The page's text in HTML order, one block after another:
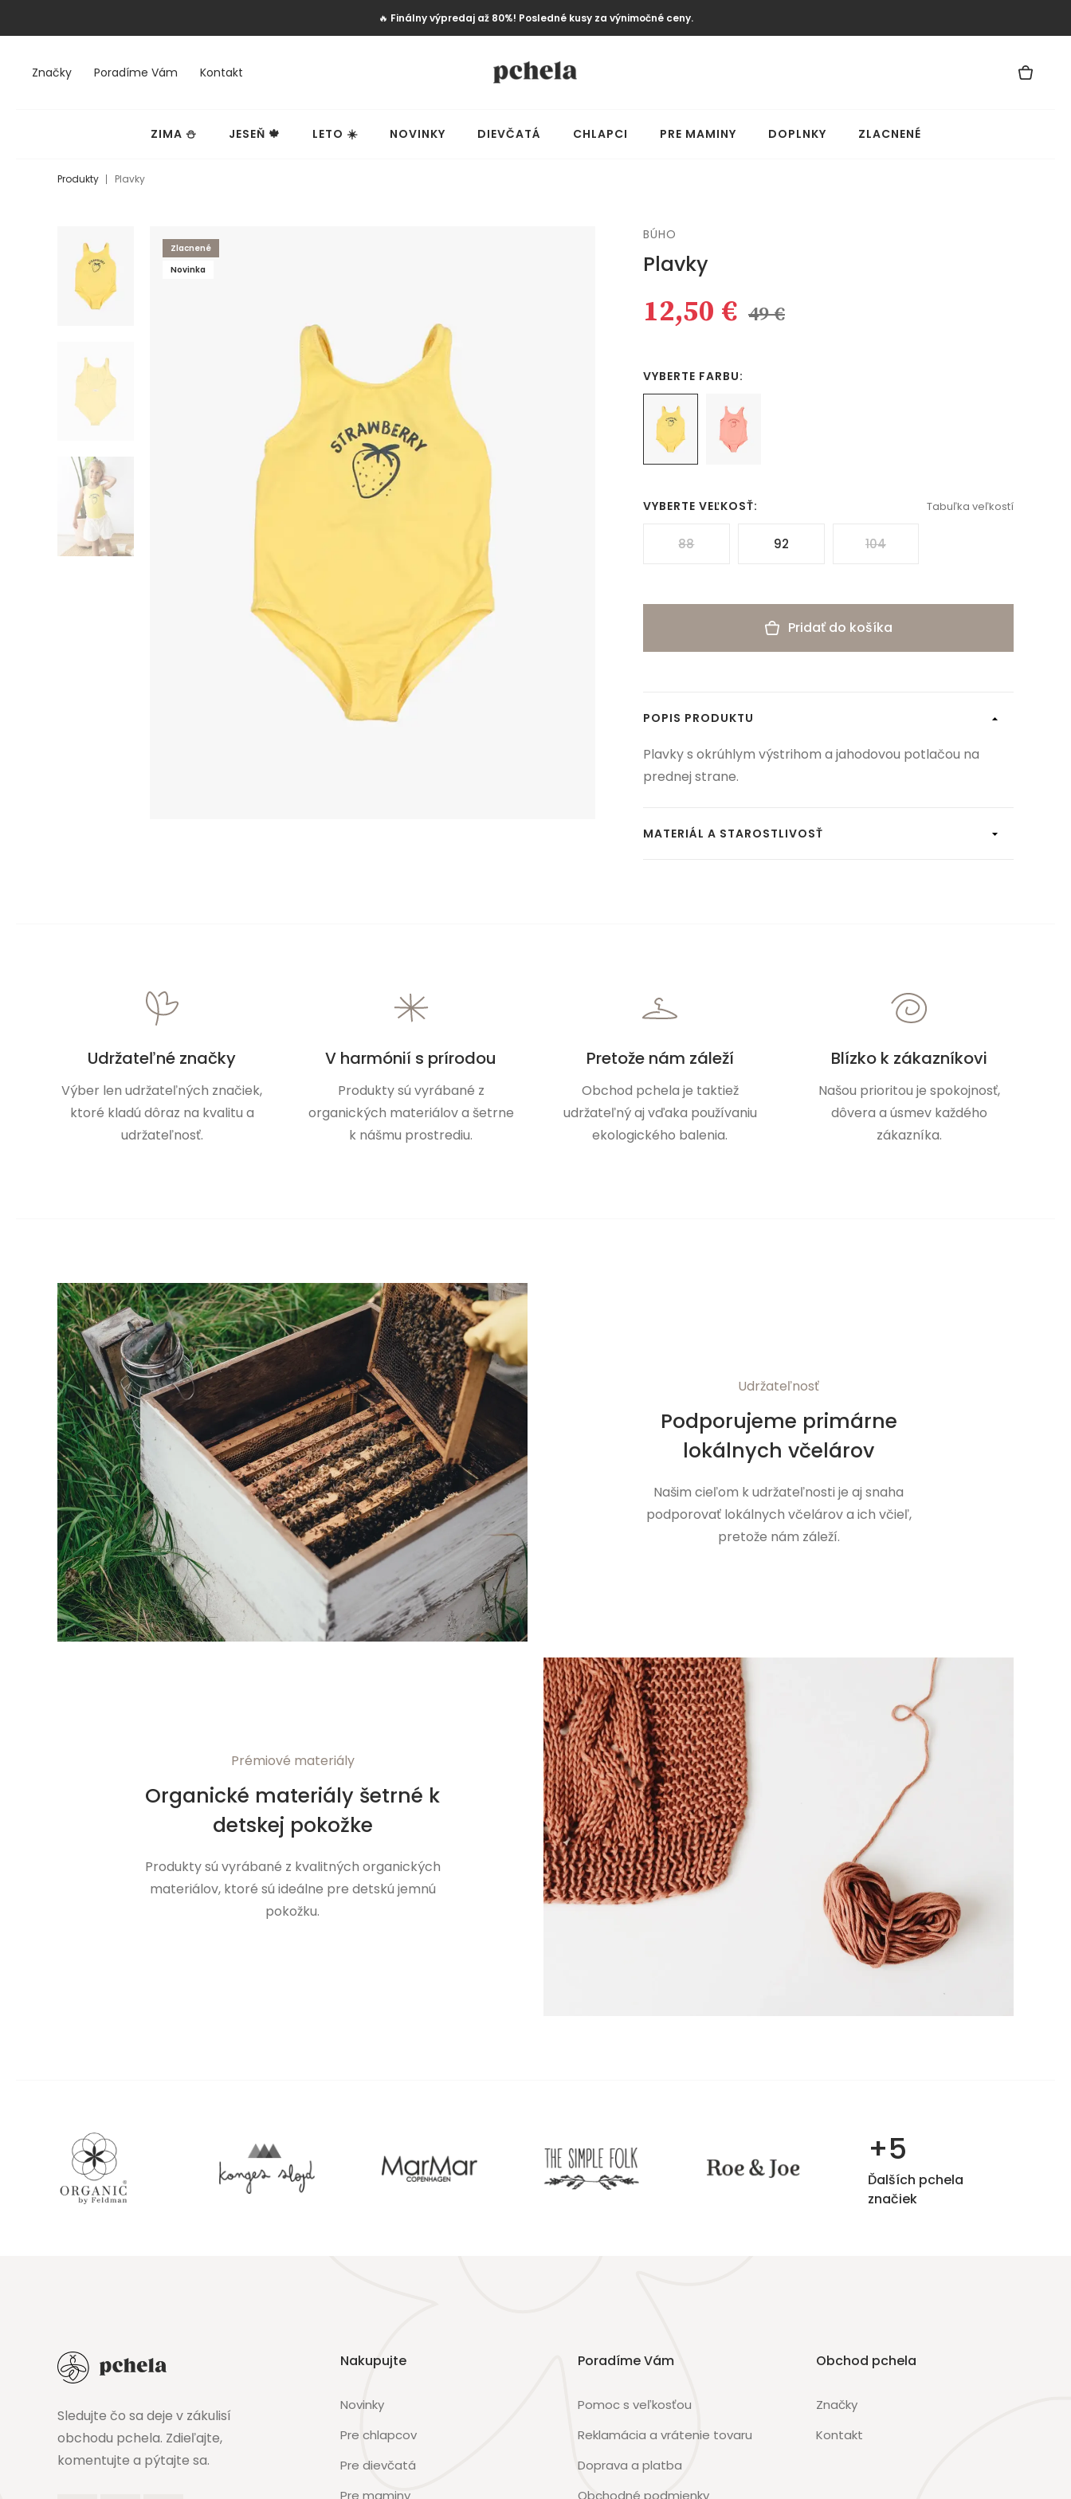
🔥 Finálny výpredaj až 80%! Posledné kusy za výnimočné ceny.
Značky Poradíme Vám Kontakt
ZIMA ⛄ JESEŇ 🍁 LETO ☀️ NOVINKY DIEVČATÁ CHLAPCI PRE MAMINY DOPLNKY ZLACNENÉ
Produkty Plavky
Zlacnené
Novinka
BÚHO
Plavky
12,50 € 49 €
VYBERTE FARBU:
VYBERTE VEĽKOSŤ: Tabuľka veľkostí
88 92 104
Pridať do košíka
POPIS PRODUKTU
Plavky s okrúhlym výstrihom a jahodovou potlačou na
prednej strane.
MATERIÁL A STAROSTLIVOSŤ
Udržateľné značky
Výber len udržateľných značiek,
ktoré kladú dôraz na kvalitu a
udržateľnosť.
V harmónií s prírodou
Produkty sú vyrábané z
organických materiálov a šetrne
k nášmu prostrediu.
Pretože nám záleží
Obchod pchela je taktiež
udržateľný aj vďaka používaniu
ekologického balenia.
Blízko k zákazníkovi
Našou prioritou je spokojnosť,
dôvera a úsmev každého
zákazníka.
Udržateľnosť
Podporujeme primárne
lokálnych včelárov
Našim cieľom k udržateľnosti je aj snaha
podporovať lokálnych včelárov a ich včieľ,
pretože nám záleží.
Prémiové materiály
Organické materiály šetrné k
detskej pokožke
Produkty sú vyrábané z kvalitných organických
materiálov, ktoré sú ideálne pre detskú jemnú
pokožku.
+5
Ďalších pchela
značiek
Sledujte čo sa deje v zákulisí
obchodu pchela. Zdieľajte,
komentujte a pýtajte sa.
Nakupujte
Novinky
Pre chlapcov
Pre dievčatá
Pre maminy
Poradíme Vám
Pomoc s veľkosťou
Reklamácia a vrátenie tovaru
Doprava a platba
Obchodné podmienky
Obchod pchela
Značky
Kontakt